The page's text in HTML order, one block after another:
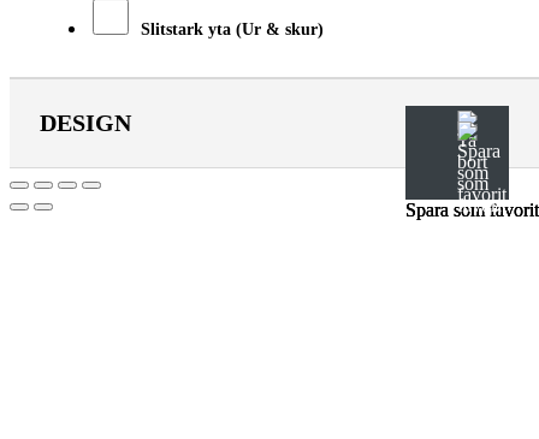
Spara som favorit
Spara som favorit
Spara som favorit
Slitstark yta (Ur & skur)
DESIGN